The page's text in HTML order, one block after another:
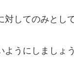
してのみとし
うにしましょう